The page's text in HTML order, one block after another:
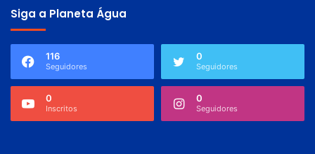
Siga a Planeta Água
116
Seguidores
0
Seguidores
0
Inscritos
0
Seguidores